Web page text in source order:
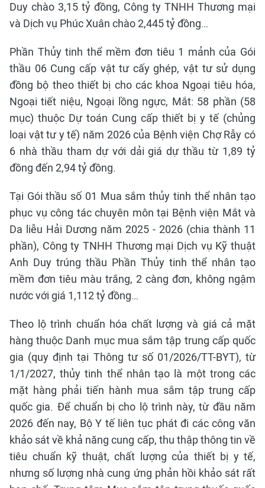
Duy chào 3,15 tỷ đồng, Công ty TNHH Thương mại
và Dịch vụ Phúc Xuân chào 2,445 tỷ đồng…
Phần Thủy tinh thể mềm đơn tiêu 1 mảnh của Gói
thầu 06 Cung cấp vật tư cấy ghép, vật tư sử dụng
đồng bộ theo thiết bị cho các khoa Ngoại tiêu hóa,
Ngoại tiết niệu, Ngoại lồng ngực, Mắt: 58 phần (58
mục) thuộc Dự toán Cung cấp thiết bị y tế (chủng
loại vật tư y tế) năm 2026 của Bệnh viện Chợ Rẫy có
6 nhà thầu tham dự với dải giá dự thầu từ 1,89 tỷ
đồng đến 2,94 tỷ đồng.
Tại Gói thầu số 01 Mua sắm thủy tinh thể nhân tạo
phục vụ công tác chuyên môn tại Bệnh viện Mắt và
Da liễu Hải Dương năm 2025 - 2026 (chia thành 11
phần), Công ty TNHH Thương mại Dịch vụ Kỹ thuật
Anh Duy trúng thầu Phần Thủy tinh thể nhân tạo
mềm đơn tiêu màu trắng, 2 càng đơn, không ngậm
nước với giá 1,112 tỷ đồng…
Theo lộ trình chuẩn hóa chất lượng và giá cả mặt
hàng thuộc Danh mục mua sắm tập trung cấp quốc
gia (quy định tại Thông tư số 01/2026/TT-BYT), từ
1/1/2027, thủy tinh thể nhân tạo là một trong các
mặt hàng phải tiến hành mua sắm tập trung cấp
quốc gia. Để chuẩn bị cho lộ trình này, từ đầu năm
2026 đến nay, Bộ Y tế liên tục phát đi các công văn
khảo sát về khả năng cung cấp, thu thập thông tin về
tiêu chuẩn kỹ thuật, chất lượng của thiết bị y tế,
nhưng số lượng nhà cung ứng phản hồi khảo sát rất